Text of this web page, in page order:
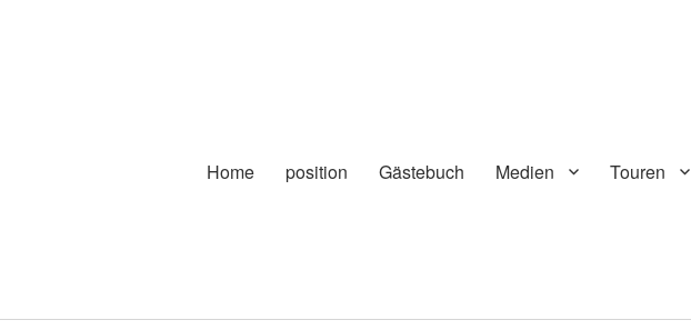
Home position Gästebuch Medien Touren